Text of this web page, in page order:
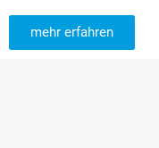
mehr erfahren